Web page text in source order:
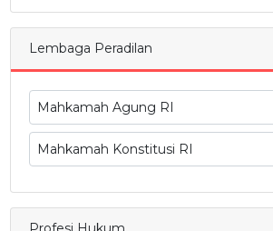
Lembaga Peradilan
Mahkamah Agung RI
Mahkamah Konstitusi RI